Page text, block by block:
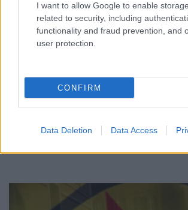
I want to allow Google to enable storage
related to security, including
functionality and fraud prevention, and
user protection.
CONFIRM
Data Deletion Data Access
Στενά του Ορμούζ: Ιράν και Ομάν
στον καθορισμό νέας διαδρομής
πλοίων